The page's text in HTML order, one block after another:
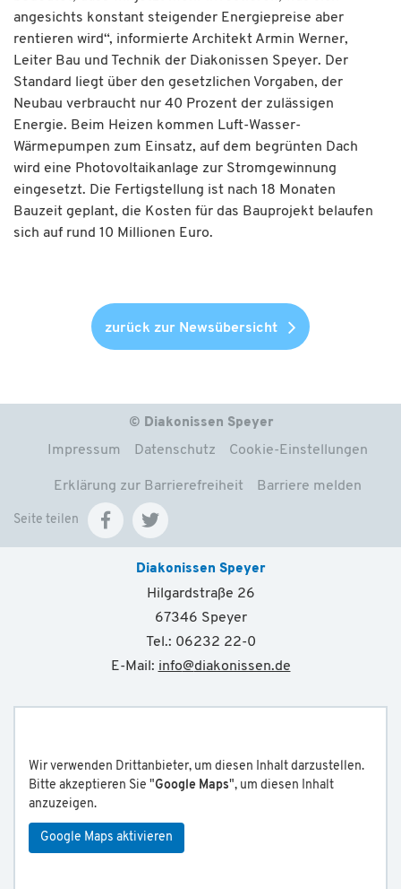
angesichts konstant steigender Energiepreise aber
rentieren wird“, informierte Architekt Armin Werner,
Leiter Bau und Technik der Diakonissen Speyer. Der
Standard liegt über den gesetzlichen Vorgaben, der
Neubau verbraucht nur 40 Prozent der zulässigen
Energie. Beim Heizen kommen Luft-Wasser-
Wärmepumpen zum Einsatz, auf dem begrünten Dach
wird eine Photovoltaikanlage zur Stromgewinnung
eingesetzt. Die Fertigstellung ist nach 18 Monaten
Bauzeit geplant, die Kosten für das Bauprojekt belaufen
sich auf rund 10 Millionen Euro.
zurück zur Newsübersicht
© Diakonissen Speyer
Impressum Datenschutz Cookie-Einstellungen
Erklärung zur Barrierefreiheit Barriere melden
Seite teilen
Diakonissen Speyer
Hilgardstraße 26
67346 Speyer
Tel.: 06232 22-0
E-Mail: info@diakonissen.de
Wir verwenden Drittanbieter, um diesen Inhalt darzustellen.
Bitte akzeptieren Sie "Google Maps", um diesen Inhalt
anzuzeigen.
Google Maps aktivieren